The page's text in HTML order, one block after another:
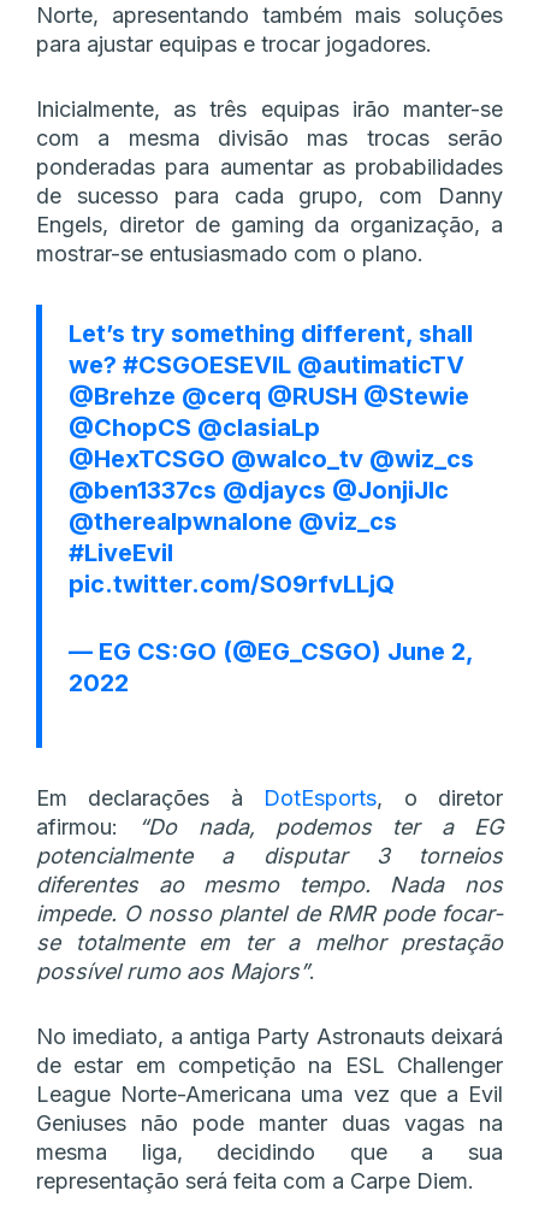
Norte, apresentando também mais soluções
para ajustar equipas e trocar jogadores.
Inicialmente, as três equipas irão manter-se
com a mesma divisão mas trocas serão
ponderadas para aumentar as probabilidades
de sucesso para cada grupo, com Danny
Engels, diretor de gaming da organização, a
mostrar-se entusiasmado com o plano.
Let’s try something different, shall
we? #CSGOESEVIL @autimaticTV
@Brehze @cerq @RUSH @Stewie
@ChopCS @clasiaLp
@HexTCSGO @walco_tv @wiz_cs
@ben1337cs @djaycs @JonjiJlc
@therealpwnalone @viz_cs
#LiveEvil
pic.twitter.com/S09rfvLLjQ
— EG CS:GO (@EG_CSGO) June 2,
2022
Em declarações à DotEsports, o diretor
afirmou:
“Do nada, podemos ter a EG
potencialmente a disputar 3 torneios
diferentes ao mesmo tempo. Nada nos
impede. O nosso plantel de RMR pode focar-
se totalmente em ter a melhor prestação
possível rumo aos Majors”.
No imediato, a antiga Party Astronauts deixará
de estar em competição na ESL Challenger
League Norte-Americana uma vez que a Evil
Geniuses não pode manter duas vagas na
mesma liga, decidindo que a sua
representação será feita com a Carpe Diem.